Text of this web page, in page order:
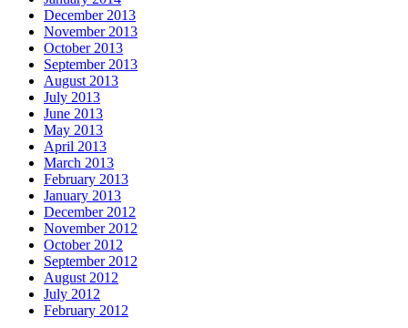
December 2013
November 2013
October 2013
September 2013
August 2013
July 2013
June 2013
May 2013
April 2013
March 2013
February 2013
January 2013
December 2012
November 2012
October 2012
September 2012
August 2012
July 2012
February 2012